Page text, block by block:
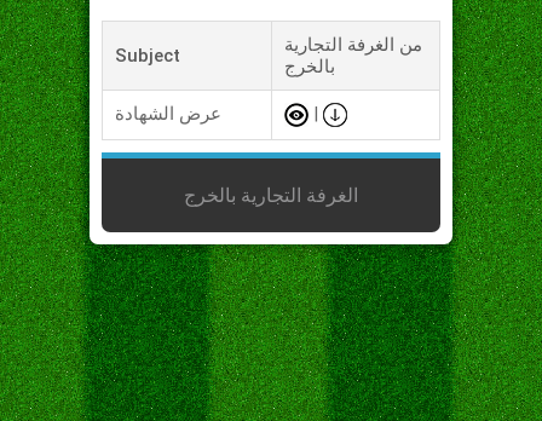
Subject
من الغرفة التجارية
بالخرج
عرض الشهادة
الغرفة التجارية بالخرج